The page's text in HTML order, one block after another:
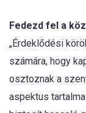
Fedezd fel a
„Érdeklődési
számára, hogy
osztoznak a
aspektus